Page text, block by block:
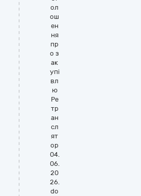
ол
ош
ен
ня
пр
о з
ак
упі
вл
ю
Ре
тр
ан
сл
ят
ор
04.
06.
20
26.
do